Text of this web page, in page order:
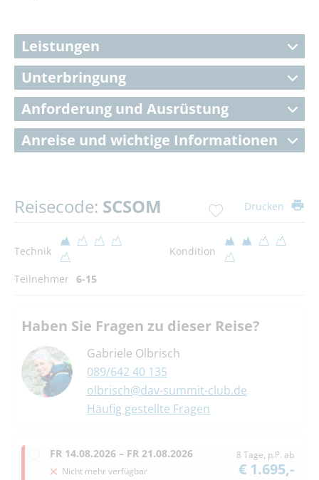
Leistungen
Unterbringung
Anforderung und Ausrüstung
Anreise und wichtige Informationen
Reisecode: SCSOM Drucken
Technik Kondition
Teilnehmer 6-15
Haben Sie Fragen zu dieser Reise?
Gabriele Olbrisch
089/642 40 135
olbrisch@dav-summit-club.de
Häufig gestellte Fragen
FR 14.08.2026 – FR 21.08.2026
Nicht mehr verfügbar
8 Tage, p.P. ab
€ 1.695,-